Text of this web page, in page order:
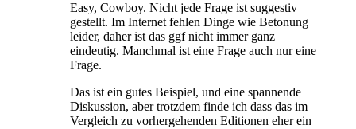
Easy, Cowboy. Nicht jede Frage ist suggestiv
gestellt. Im Internet fehlen Dinge wie Betonung
leider, daher ist das ggf nicht immer ganz
eindeutig. Manchmal ist eine Frage auch nur eine
Frage.
Das ist ein gutes Beispiel, und eine spannende
Diskussion, aber trotzdem finde ich dass das im
Vergleich zu vorhergehenden Editionen eher ein